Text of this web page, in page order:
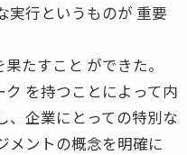
実行というものが 重要
たすこと ができた。
を持つことによって内
、企業にとっての特別な
メントの概念を明確に